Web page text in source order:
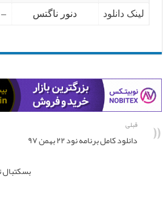
لینک دانلود دنور ناگتس –
قبلی
دانلود کامل برنامه نود ۲۲ بهمن ۹۷
بسکتبال